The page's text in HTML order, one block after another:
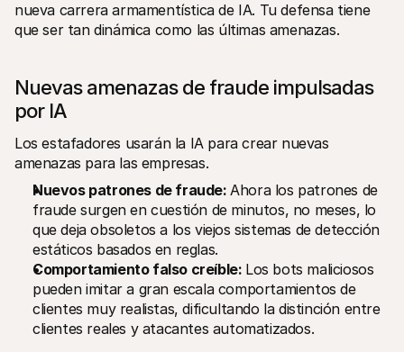
nueva carrera armamentística de IA. Tu defensa tiene
que ser tan dinámica como las últimas amenazas.
Nuevas amenazas de fraude impulsadas
por IA
Los estafadores usarán la IA para crear nuevas
amenazas para las empresas.
Nuevos patrones de fraude: Ahora los patrones de
fraude surgen en cuestión de minutos, no meses, lo
que deja obsoletos a los viejos sistemas de detección
estáticos basados en reglas.
Comportamiento falso creíble: Los bots maliciosos
pueden imitar a gran escala comportamientos de
clientes muy realistas, dificultando la distinción entre
clientes reales y atacantes automatizados.